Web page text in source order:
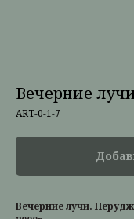
Вечерние
ART-0-1-7
Вечерние лучи.